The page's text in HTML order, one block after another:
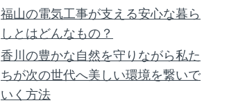
福山の電気工事が支える安心な暮ら
しとはどんなもの？
香川の豊かな自然を守りながら私た
ちが次の世代へ美しい環境を繋いで
いく方法